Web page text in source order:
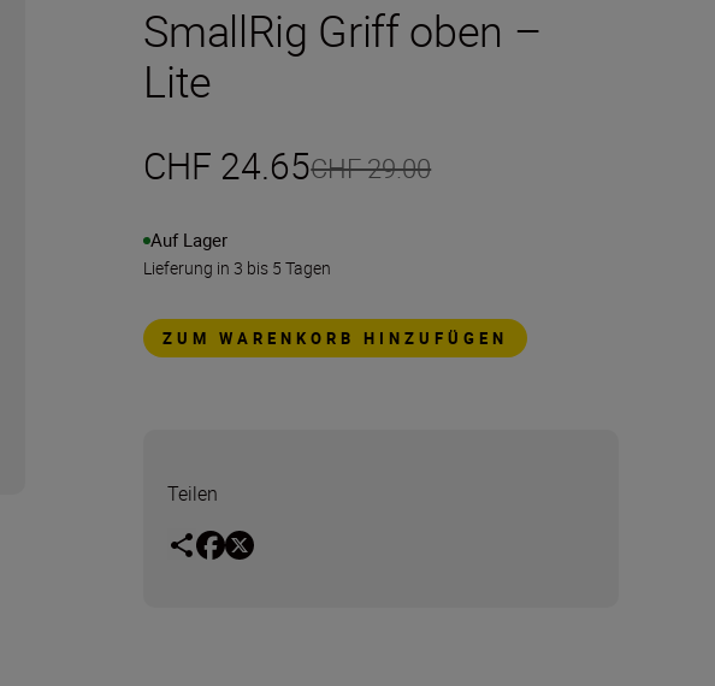
SmallRig Griff oben –
Lite
CHF 24.65CHF 29.00
Auf Lager
Lieferung in 3 bis 5 Tagen
ZUM WARENKORB HINZUFÜGEN
Teilen